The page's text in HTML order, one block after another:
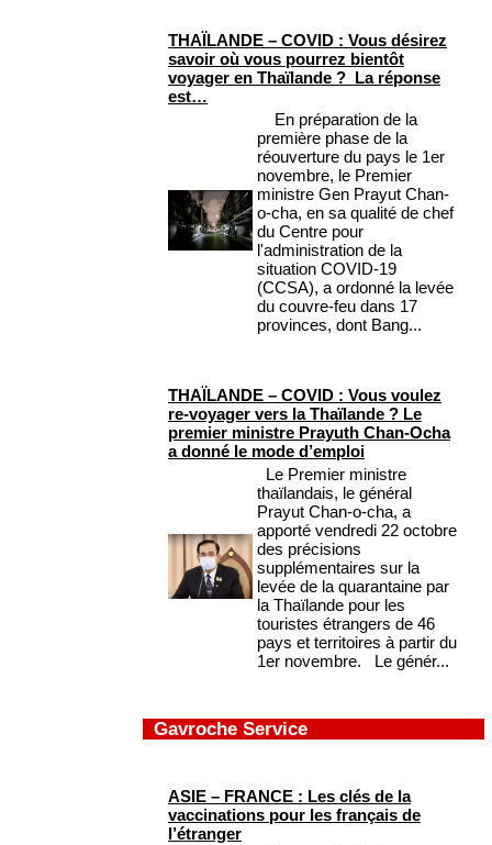
THAÏLANDE – COVID : Vous désirez
savoir où vous pourrez bientôt
voyager en Thaïlande ? La réponse
est…
En préparation de la
première phase de la
réouverture du pays le 1er
novembre, le Premier
ministre Gen Prayut Chan-
o-cha, en sa qualité de chef
du Centre pour
l'administration de la
situation COVID-19
(CCSA), a ordonné la levée
du couvre-feu dans 17
provinces, dont Bang...
THAÏLANDE – COVID : Vous voulez
re-voyager vers la Thaïlande ? Le
premier ministre Prayuth Chan-Ocha
a donné le mode d’emploi
Le Premier ministre
thaïlandais, le général
Prayut Chan-o-cha, a
apporté vendredi 22 octobre
des précisions
supplémentaires sur la
levée de la quarantaine par
la Thaïlande pour les
touristes étrangers de 46
pays et territoires à partir du
1er novembre. Le génér...
Gavroche Service
ASIE – FRANCE : Les clés de la
vaccinations pour les français de
l’étranger